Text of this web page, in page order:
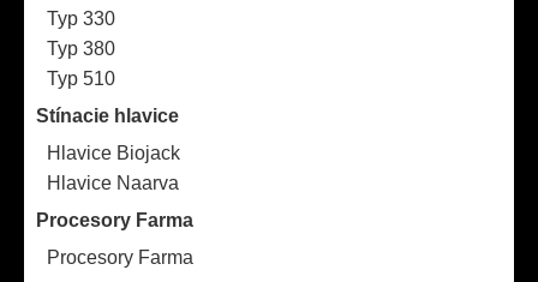
Typ 330
Typ 380
Typ 510
Stínacie hlavice
Hlavice Biojack
Hlavice Naarva
Procesory Farma
Procesory Farma